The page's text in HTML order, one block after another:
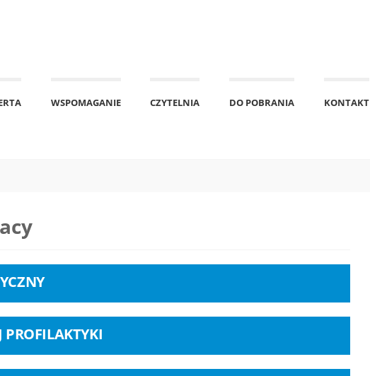
WSPOMAGANIE CZYTELNIA DO POBRANIA KONTAKT
PROFILAKTYKI